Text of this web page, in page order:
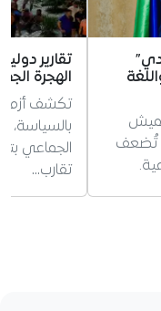
تُضعف
تقارير
الهجرة
تكشف أزمة
بالسياسة،
الجماعي
تقارب…